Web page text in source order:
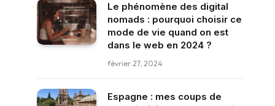
Le phénomène des digital
nomads : pourquoi choisir ce
mode de vie quand on est
dans le web en 2024 ?
février 27, 2024
Espagne : mes coups de